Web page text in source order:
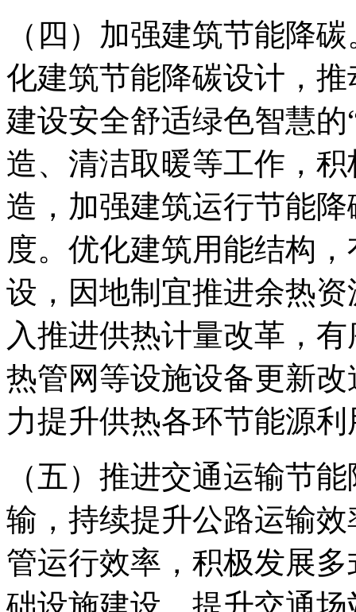
（四）加强建筑节能降
化建筑节能降碳设计，
建设安全舒适绿色智慧
造、清洁取暖等工作，
造，加强建筑运行节能
度。优化建筑用能结构
设，因地制宜推进余热
入推进供热计量改革，
热管网等设施设备更新
力提升供热各环节能源
（五）推进交通运输节
输，持续提升公路运输
管运行效率，积极发展
础设施建设，提升交通